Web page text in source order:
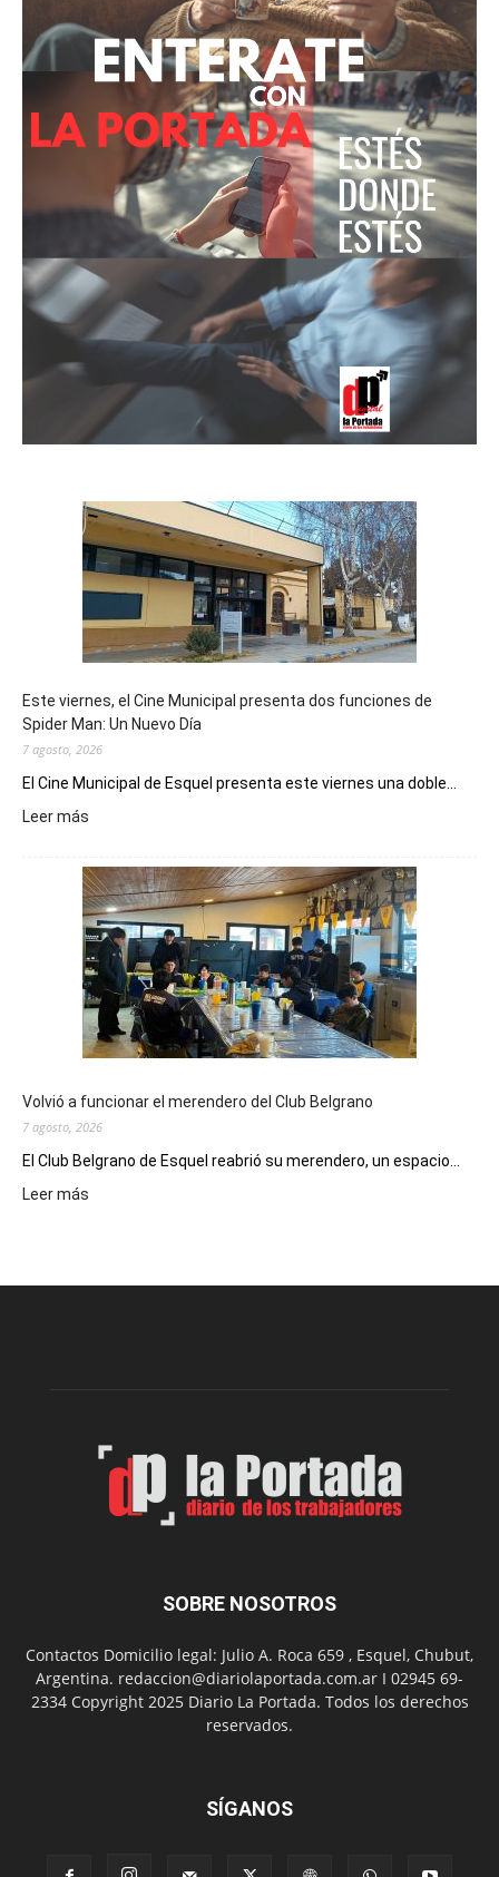
Este viernes, el Cine Municipal presenta dos funciones de
Spider Man: Un Nuevo Día
7 agosto, 2026
El Cine Municipal de Esquel presenta este viernes una doble...
Leer más
viernes,
el
Cine
Municipal
presenta
dos
funciones
de
Spider
Un
Nuevo
Volvió a funcionar el merendero del Club Belgrano
7 agosto, 2026
El Club Belgrano de Esquel reabrió su merendero, un espacio...
Leer más
el
SOBRE NOSOTROS
Contactos Domicilio legal: Julio A. Roca 659 , Esquel, Chubut,
Argentina. redaccion@diariolaportada.com.ar I 02945 69-
2334 Copyright 2025 Diario La Portada. Todos los derechos
reservados.
SÍGANOS